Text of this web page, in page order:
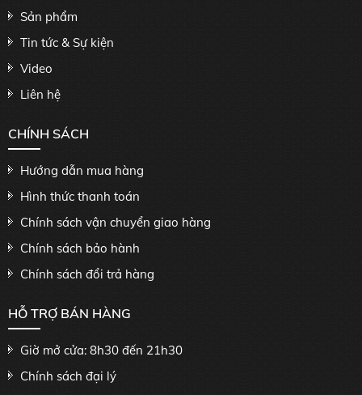
Sản phẩm
Tin tức & Sự kiện
Video
Liên hệ
CHÍNH SÁCH
Hướng dẫn mua hàng
Hình thức thanh toán
Chính sách vận chuyển giao hàng
Chính sách bảo hành
Chính sách đổi trả hàng
HỖ TRỢ BÁN HÀNG
Giờ mở cửa: 8h30 đến 21h30
Chính sách đại lý